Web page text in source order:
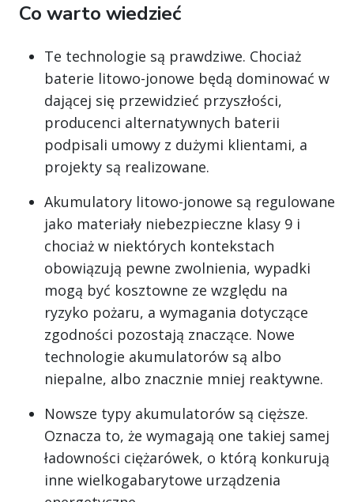
Co warto wiedzieć
Te technologie są prawdziwe. Chociaż
baterie litowo-jonowe będą dominować w
dającej się przewidzieć przyszłości,
producenci alternatywnych baterii
podpisali umowy z dużymi klientami, a
projekty są realizowane.
Akumulatory litowo-jonowe są regulowane
jako materiały niebezpieczne klasy 9 i
chociaż w niektórych kontekstach
obowiązują pewne zwolnienia, wypadki
mogą być kosztowne ze względu na
ryzyko pożaru, a wymagania dotyczące
zgodności pozostają znaczące. Nowe
technologie akumulatorów są albo
niepalne, albo znacznie mniej reaktywne.
Nowsze typy akumulatorów są cięższe.
Oznacza to, że wymagają one takiej samej
ładowności ciężarówek, o którą konkurują
inne wielkogabarytowe urządzenia